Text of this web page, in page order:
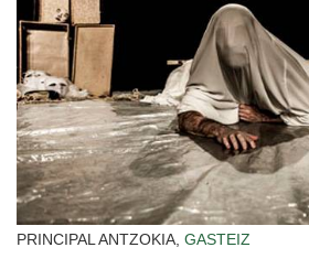
PRINCIPAL ANTZOKIA, GASTEIZ